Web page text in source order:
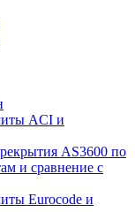
ACI и
AS3600 по
и сравнение с
Eurocode и